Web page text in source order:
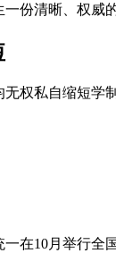
份清晰、权威
权私自缩短学制
一在10月举行全